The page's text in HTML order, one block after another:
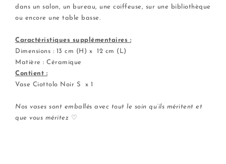
dans un salon, un bureau, une coiffeuse, sur une bibliothèque
ou encore une table basse.
Caractéristiques supplémentaires :
Dimensions : 13 cm (H) x 12 cm (L)
Matière : Céramique
Contient :
Vase Ciottolo Noir S x 1
Nos vases sont emballés avec tout le soin qu’ils méritent et
que vous méritez ♡